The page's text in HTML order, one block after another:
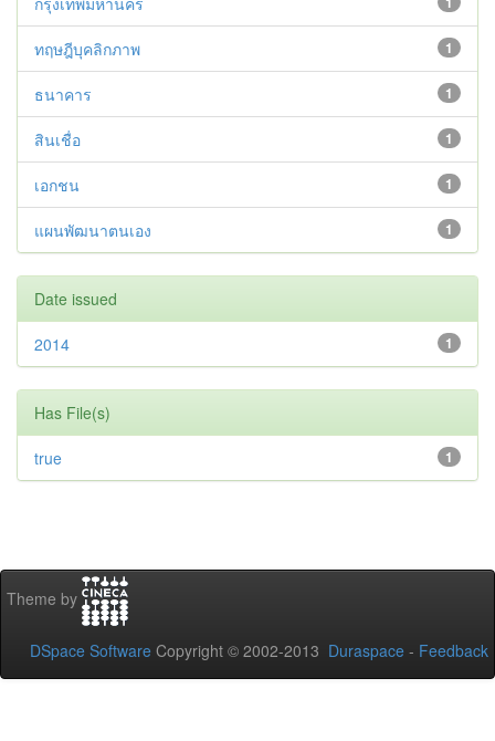
1
ทฤษฎีบุคลิกภาพ
1
ธนาคาร
1
สินเชื่อ
1
เอกชน
1
แผนพัฒนาตนเอง
Date issued
1
2014
Has File(s)
1
true
Theme by
DSpace Software Copyright © 2002-2013 Duraspace - Feedback